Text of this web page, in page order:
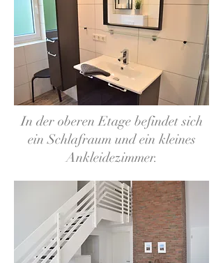
In der oberen Etage befindet sich
ein Schlafraum und ein kleines
Ankleidezimmer.